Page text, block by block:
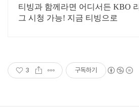
부터
티빙과 함께라면 어디서든 KBO 리
그 시청 가능! 지금 티빙으로
3 구독하기